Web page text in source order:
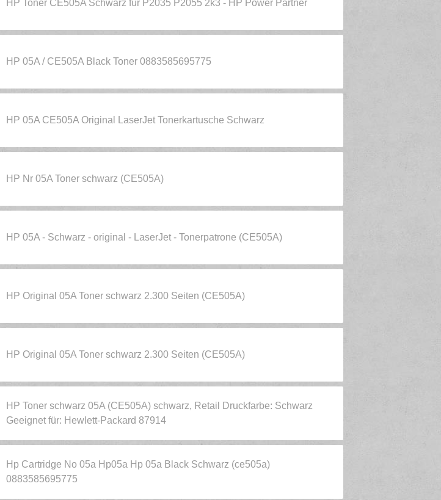
HP Toner CE505A Schwarz für P2035 P2055 2k3 - HP Power Partner
HP 05A / CE505A Black Toner 0883585695775
HP 05A CE505A Original LaserJet Tonerkartusche Schwarz
HP Nr 05A Toner schwarz (CE505A)
HP 05A - Schwarz - original - LaserJet - Tonerpatrone (CE505A)
HP Original 05A Toner schwarz 2.300 Seiten (CE505A)
HP Original 05A Toner schwarz 2.300 Seiten (CE505A)
HP Toner schwarz 05A (CE505A) schwarz, Retail Druckfarbe: Schwarz
Geeignet für: Hewlett-Packard 87914
Hp Cartridge No 05a Hp05a Hp 05a Black Schwarz (ce505a)
0883585695775